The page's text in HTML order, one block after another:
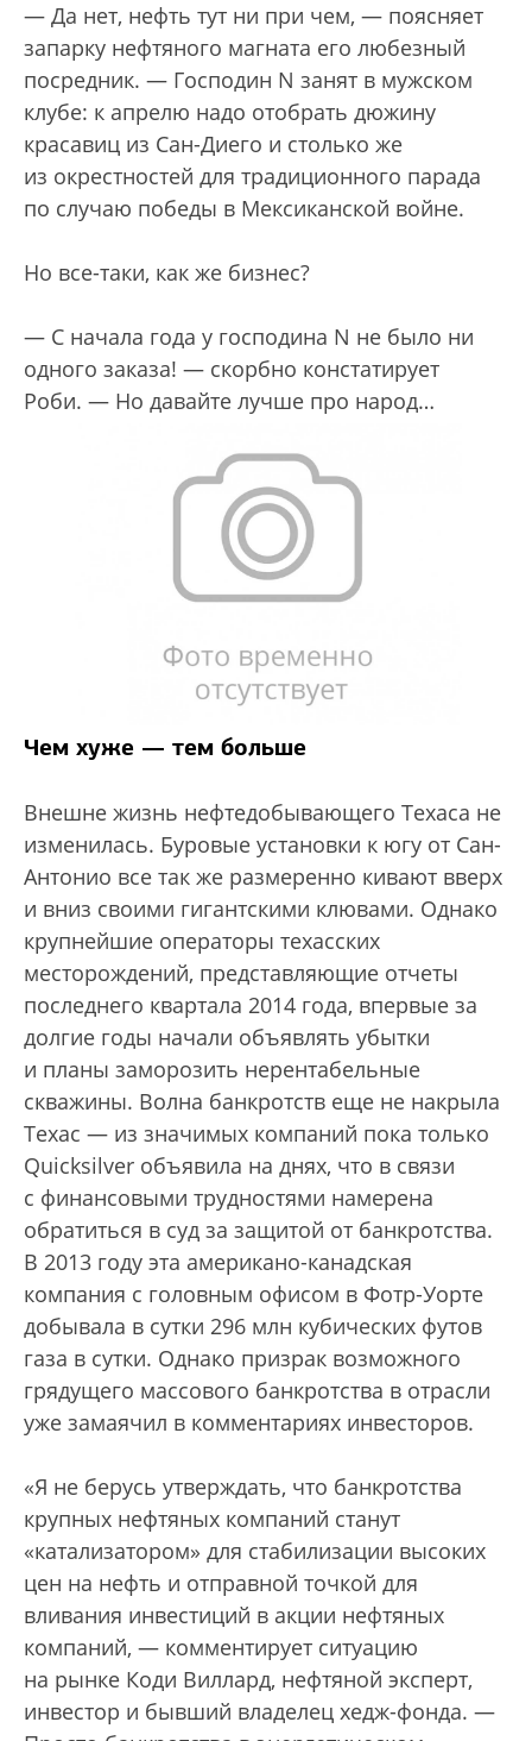
— Да нет, нефть тут ни при чем, — поясняет
запарку нефтяного магната его любезный
посредник. — Господин N занят в мужском
клубе: к апрелю надо отобрать дюжину
красавиц из Сан-Диего и столько же
из окрестностей для традиционного парада
по случаю победы в Мексиканской войне.
Но все-таки, как же бизнес?
— С начала года у господина N не было ни
одного заказа! — скорбно констатирует
Роби. — Но давайте лучше про народ…
Чем хуже — тем больше
Внешне жизнь нефтедобывающего Техаса не
изменилась. Буровые установки к югу от Сан-
Антонио все так же размеренно кивают вверх
и вниз своими гигантскими клювами. Однако
крупнейшие операторы техасских
месторождений, представляющие отчеты
последнего квартала 2014 года, впервые за
долгие годы начали объявлять убытки
и планы заморозить нерентабельные
скважины. Волна банкротств еще не накрыла
Техас — из значимых компаний пока только
Quicksilver объявила на днях, что в связи
с финансовыми трудностями намерена
обратиться в суд за защитой от банкротства.
В 2013 году эта американо-канадская
компания с головным офисом в Фотр-Уорте
добывала в сутки 296 млн кубических футов
газа в сутки. Однако призрак возможного
грядущего массового банкротства в отрасли
уже замаячил в комментариях инвесторов.
«Я не берусь утверждать, что банкротства
крупных нефтяных компаний станут
«катализатором» для стабилизации высоких
цен на нефть и отправной точкой для
вливания инвестиций в акции нефтяных
компаний, — комментирует ситуацию
на рынке Коди Виллард, нефтяной эксперт,
инвестор и бывший владелец хедж-фонда. —